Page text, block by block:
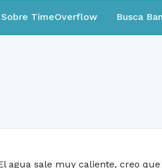
Sobre TimeOverflow Busca
agua sale muy caliente, creo